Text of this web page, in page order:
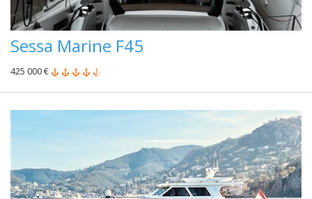
Sessa Marine F45
425 000 €